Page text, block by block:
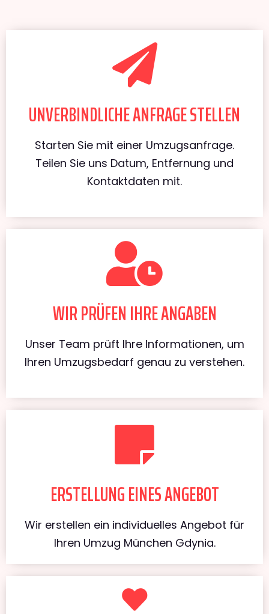
UNVERBINDLICHE ANFRAGE STELLEN
Starten Sie mit einer Umzugsanfrage.
Teilen Sie uns Datum, Entfernung und
Kontaktdaten mit.
WIR PRÜFEN IHRE ANGABEN
Unser Team prüft Ihre Informationen, um
Ihren Umzugsbedarf genau zu verstehen.
ERSTELLUNG EINES ANGEBOT
Wir erstellen ein individuelles Angebot für
Ihren Umzug München Gdynia.